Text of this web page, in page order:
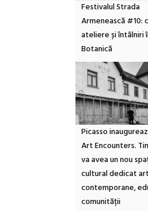
Festivalul Strada
Armenească #10:
ateliere și întâlniri
Botanică
Picasso
Art Encounters.
va avea un nou
cultural dedicat
contemporane,
comunității